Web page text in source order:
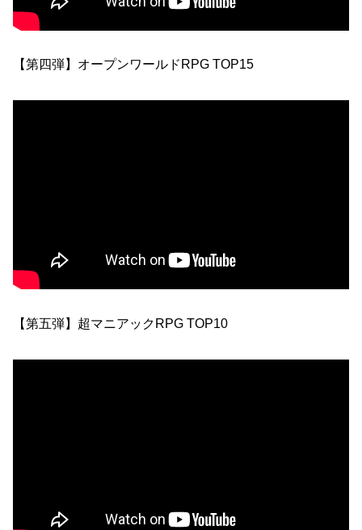
【第四弾】オープンワールドRPG TOP15
【第五弾】超マニアックRPG TOP10